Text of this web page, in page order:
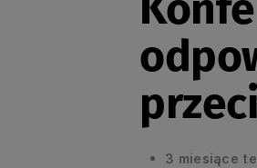
3 miesiące